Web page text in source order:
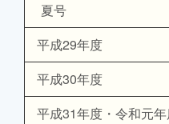
夏号
平成29年度
平成30年度
平成31年度・令和元